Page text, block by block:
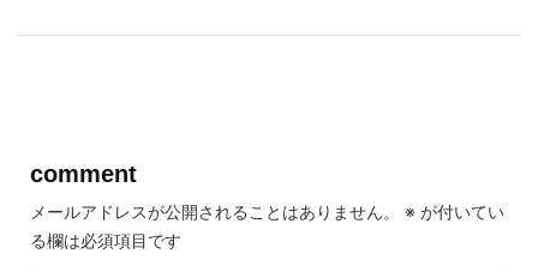
comment
メールアドレスが公開されることはありません。 ※ が付いてい
る欄は必須項目です